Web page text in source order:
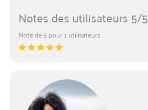
Notes des utilisateurs 5/5
Note de 5 pour 1 utilisateurs